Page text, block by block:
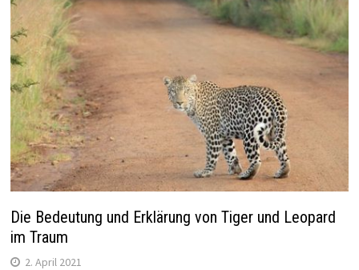
Die Bedeutung und Erklärung von Tiger und Leopard
im Traum
2. April 2021